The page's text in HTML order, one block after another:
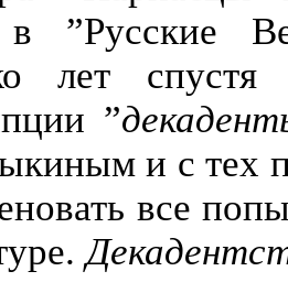
”Русские
лет
”
и с тех
все